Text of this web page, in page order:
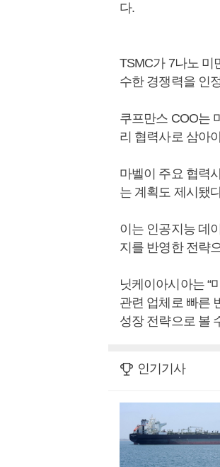
다.
TSMC가 7나노 미
수한 경쟁력을 인
쿠프만스 COO는
리 협력사로 삼아
마벨이 주요 협력
는 계획도 제시됐
이는 인공지능 데
지를 반영한 전략
닛케이아시아는 “
관련 업체로 빠른
성장 전략으로 볼
인기기사